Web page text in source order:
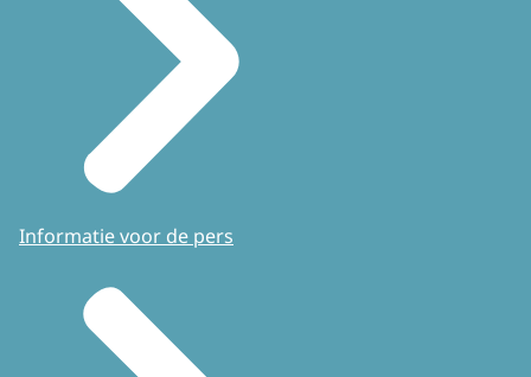
Informatie voor de pers